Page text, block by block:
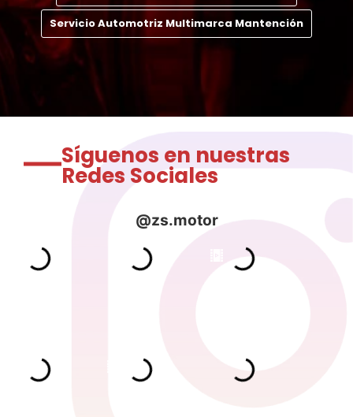
Servicio Automotriz Multimarca Mantención
Síguenos en nuestras
Redes Sociales